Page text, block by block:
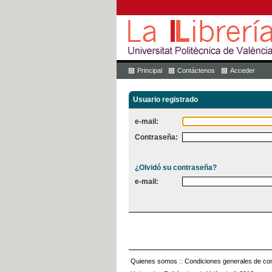
Principal Contáctenos Acceder
Usuario registrado
e-mail:
Contraseña:
¿Olvidó su contraseña?
e-mail:
Quienes somos :: Condiciones generales de